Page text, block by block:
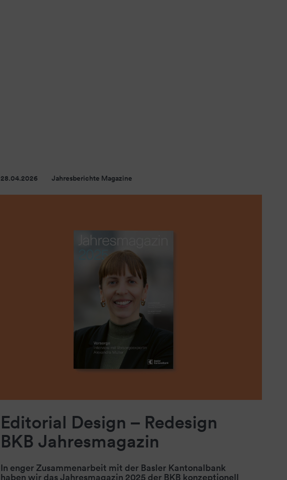
28.04.2026 Jahresberichte Magazine
Editorial Design – Redesign
BKB Jahresmagazin
In enger Zusammenarbeit mit der Basler Kantonalbank
haben wir das Jahresmagazin 2025 der BKB konzeptionell